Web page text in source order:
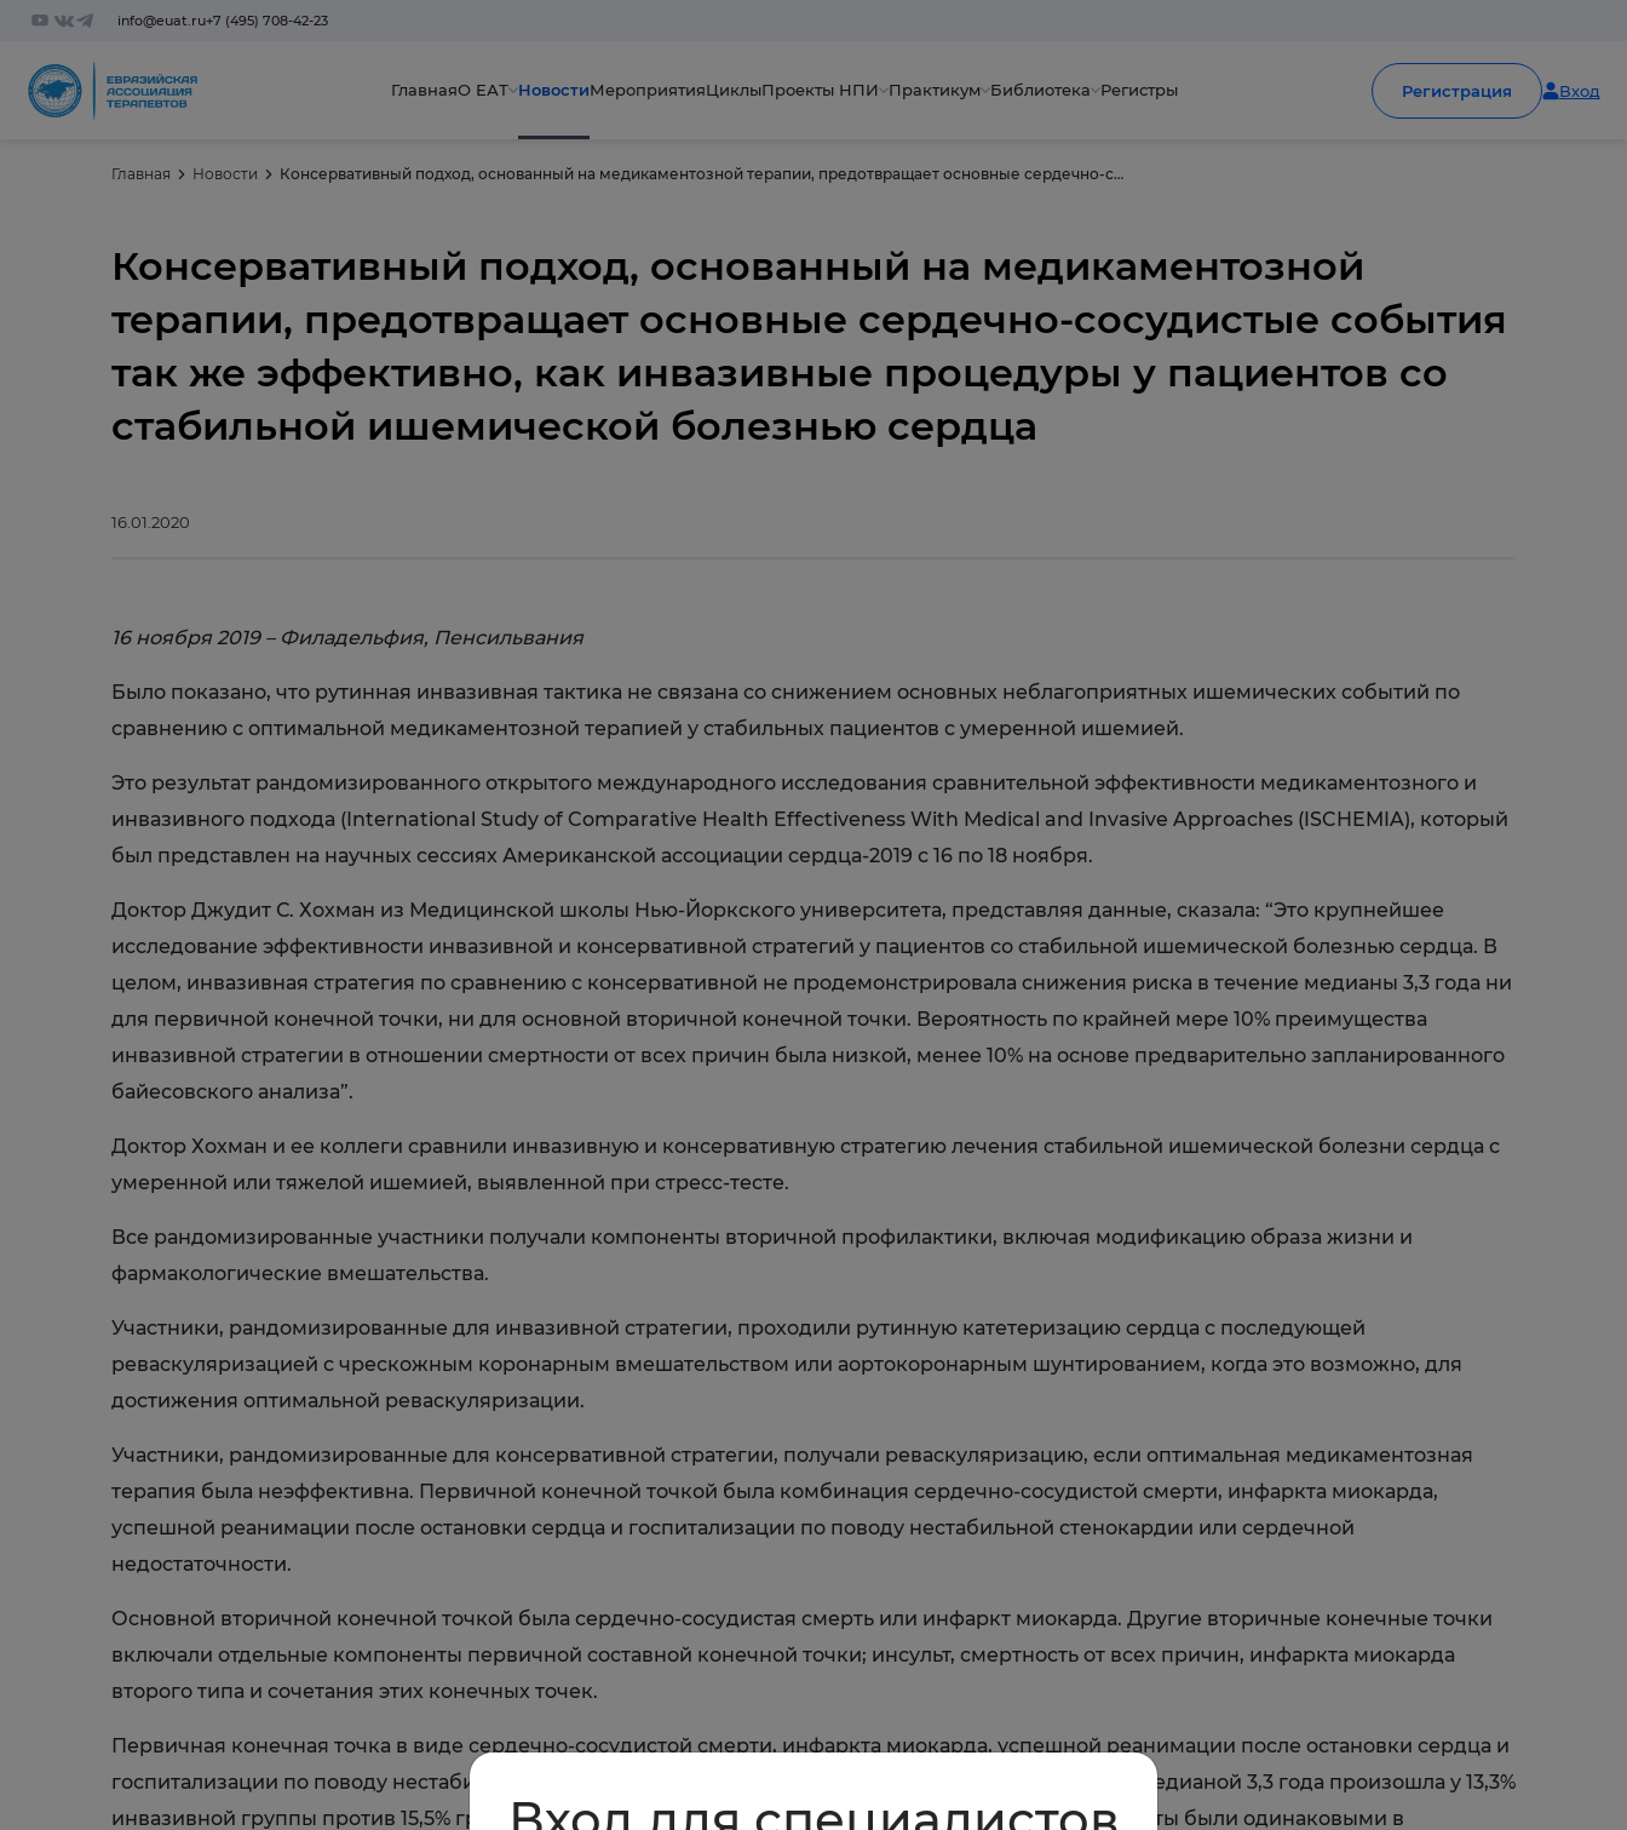
info@euat.ru+7 (495) 708-42-23
ГлавнаяО ЕАТ НовостиМероприятияЦиклыПроекты НПИ Практикум Библиотека Регистры Регистрация Вход
Главная Новости Консервативный подход, основанный на медикаментозной терапии, предотвращает основные сердечно-сосудистые события так же эффективно, как инвазивные процедуры у пациентов со стабильной ишемической болезнью сердца
Консервативный подход, основанный на медикаментозной
терапии, предотвращает основные сердечно-сосудистые события
так же эффективно, как инвазивные процедуры у пациентов со
стабильной ишемической болезнью сердца
16.01.2020
16 ноября 2019 – Филадельфия, Пенсильвания
Было показано, что рутинная инвазивная тактика не связана со снижением основных неблагоприятных ишемических событий по
сравнению с оптимальной медикаментозной терапией у стабильных пациентов с умеренной ишемией.
Это результат рандомизированного открытого международного исследования сравнительной эффективности медикаментозного и
инвазивного подхода (International Study of Comparative Health Effectiveness With Medical and Invasive Approaches (ISCHEMIA), который
был представлен на научных сессиях Американской ассоциации сердца-2019 с 16 по 18 ноября.
Доктор Джудит С. Хохман из Медицинской школы Нью-Йоркского университета, представляя данные, сказала: “Это крупнейшее
исследование эффективности инвазивной и консервативной стратегий у пациентов со стабильной ишемической болезнью сердца. В
целом, инвазивная стратегия по сравнению с консервативной не продемонстрировала снижения риска в течение медианы 3,3 года ни
для первичной конечной точки, ни для основной вторичной конечной точки. Вероятность по крайней мере 10% преимущества
инвазивной стратегии в отношении смертности от всех причин была низкой, менее 10% на основе предварительно запланированного
байесовского анализа”.
Доктор Хохман и ее коллеги сравнили инвазивную и консервативную стратегию лечения стабильной ишемической болезни сердца с
умеренной или тяжелой ишемией, выявленной при стресс-тесте.
Все рандомизированные участники получали компоненты вторичной профилактики, включая модификацию образа жизни и
фармакологические вмешательства.
Участники, рандомизированные для инвазивной стратегии, проходили рутинную катетеризацию сердца с последующей
реваскуляризацией с чрескожным коронарным вмешательством или аортокоронарным шунтированием, когда это возможно, для
достижения оптимальной реваскуляризации.
Участники, рандомизированные для консервативной стратегии, получали реваскуляризацию, если оптимальная медикаментозная
терапия была неэффективна. Первичной конечной точкой была комбинация сердечно-сосудистой смерти, инфаркта миокарда,
успешной реанимации после остановки сердца и госпитализации по поводу нестабильной стенокардии или сердечной
недостаточности.
Основной вторичной конечной точкой была сердечно-сосудистая смерть или инфаркт миокарда. Другие вторичные конечные точки
включали отдельные компоненты первичной составной конечной точки; инсульт, смертность от всех причин, инфаркта миокарда
второго типа и сочетания этих конечных точек.
Первичная конечная точка в виде сердечно-сосудистой смерти, инфаркта миокарда, успешной реанимации после остановки сердца и
госпитализации по поводу нестабильной стенокардии или сердечной недостаточности в период с медианой 3,3 года произошла у 13,3%
инвазивной группы против 15,5% группы медикаментозной терапии (не значимая разница). Результаты были одинаковыми в